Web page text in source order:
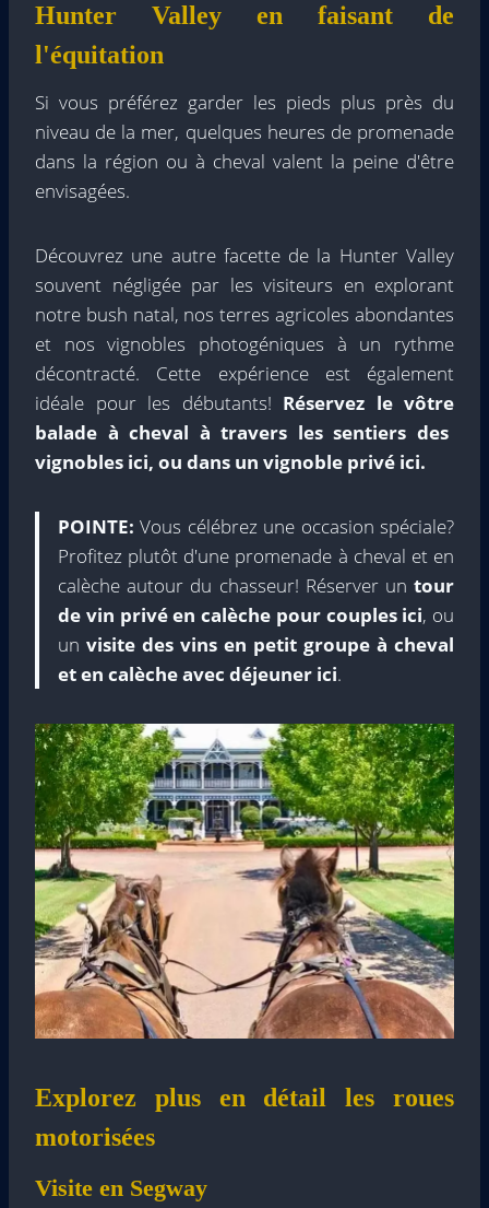
Hunter Valley en faisant de
l'équitation
Si vous préférez garder les pieds plus près du
niveau de la mer, quelques heures de promenade
dans la région ou à cheval valent la peine d'être
envisagées.
Découvrez une autre facette de la Hunter Valley
souvent négligée par les visiteurs en explorant
notre bush natal, nos terres agricoles abondantes
et nos vignobles photogéniques à un rythme
décontracté. Cette expérience est également
idéale pour les débutants! Réservez le vôtre
balade à cheval à travers les sentiers des
vignobles ici, ou dans un vignoble privé ici.
POINTE: Vous célébrez une occasion spéciale?
Profitez plutôt d'une promenade à cheval et en
calèche autour du chasseur! Réserver un tour
de vin privé en calèche pour couples ici, ou
un visite des vins en petit groupe à cheval
et en calèche avec déjeuner ici.
Explorez plus en détail les roues
motorisées
Visite en Segway